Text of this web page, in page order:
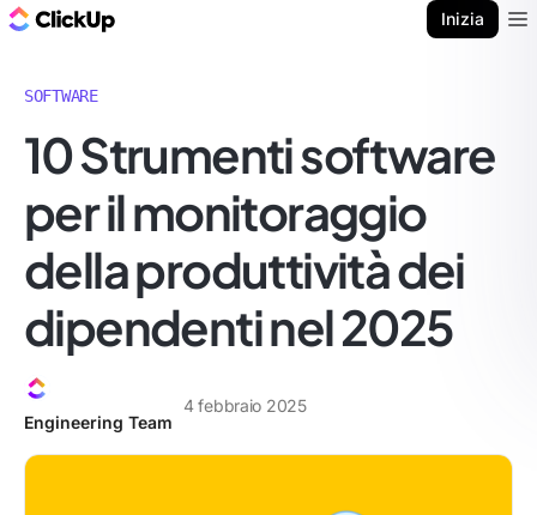
Inizia
SOFTWARE
10 Strumenti software
per il monitoraggio
della produttività dei
dipendenti nel 2025
Engineering Team
4 febbraio 2025